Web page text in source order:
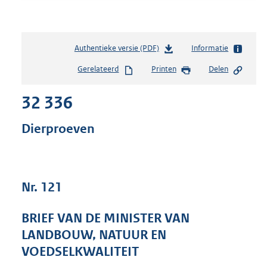
Authentieke versie (PDF)b
s
e
:
Informatie
Gerelateerd Printen Delen
32 336
Dierproeven
Nr. 121
BRIEF VAN DE MINISTER VAN
LANDBOUW, NATUUR EN
VOEDSELKWALITEIT